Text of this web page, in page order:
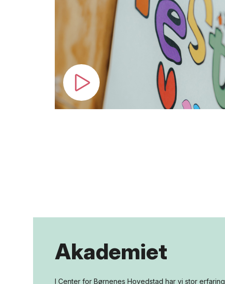
Akademiet
I Center for Børnenes Hovedstad har vi stor erfaring